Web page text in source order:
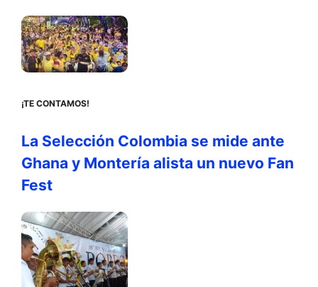
¡TE CONTAMOS!
La Selección Colombia se mide ante
Ghana y Montería alista un nuevo Fan
Fest